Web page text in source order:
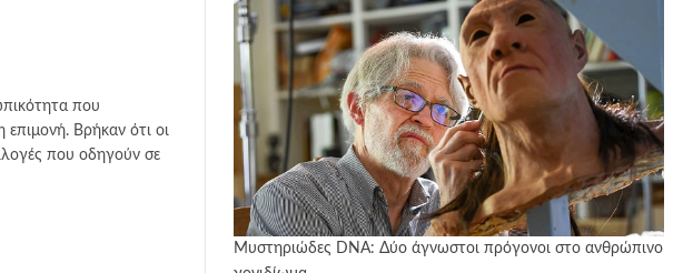
που
επιμονή. Βρήκαν ότι οι
που οδηγούν σε
Μυστηριώδες DNA: Δύο άγνωστοι πρόγονοι στο ανθρώπινο